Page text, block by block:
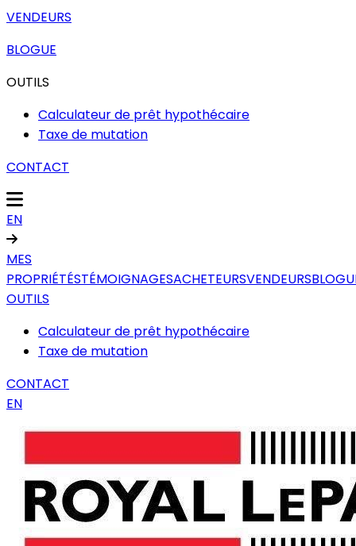
VENDEURS
BLOGUE
OUTILS
Calculateur de prêt hypothécaire
Taxe de mutation
CONTACT
EN
MES
PROPRIÉTÉSTÉMOIGNAGESACHETEURSVENDEURS
OUTILS
Calculateur de prêt hypothécaire
Taxe de mutation
CONTACT
EN